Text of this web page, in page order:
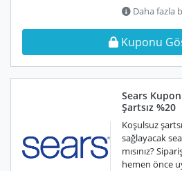
Daha fazla
Kuponu
Sears
Şartsız %20
Koşulsuz
sağlayacak
mısınız?
hemen önce